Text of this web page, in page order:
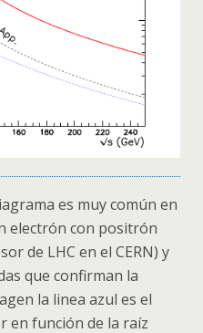
es muy común en
electrón con positrón
de LHC en el CERN) y
que confirman la
la linea azul es el
en función de la raíz